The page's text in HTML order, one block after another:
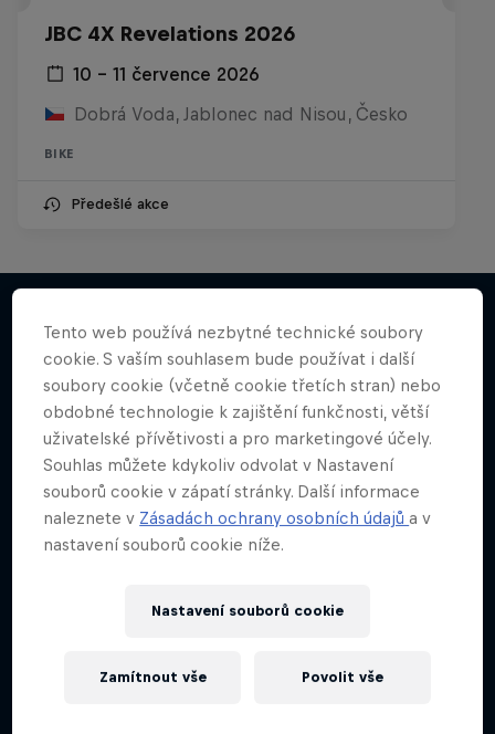
JBC 4X Revelations 2026
10 – 11 července 2026
Dobrá Voda, Jablonec nad Nisou, Česko
BIKE
Předešlé akce
Něco podobného?
Tento web používá nezbytné technické soubory
cookie. S vaším souhlasem bude používat i další
soubory cookie (včetně cookie třetích stran) nebo
obdobné technologie k zajištění funkčnosti, větší
uživatelské přívětivosti a pro marketingové účely.
Souhlas můžete kdykoliv odvolat v Nastavení
souborů cookie v zápatí stránky. Další informace
naleznete v Zásadách ochrany osobních údajůa v
nastavení souborů cookie níže.
Nastavení souborů cookie
Zamítnout vše Povolit vše